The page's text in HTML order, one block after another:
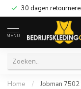
30 dagen
MENU
Home / Jobman